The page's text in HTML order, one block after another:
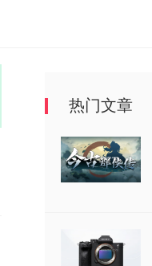
热门文章